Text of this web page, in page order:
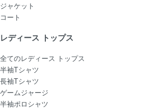
ジャケット
コート
レディース トップス
全てのレディース トップス
半袖Tシャツ
長袖Tシャツ
ゲームジャージ
半袖ポロシャツ